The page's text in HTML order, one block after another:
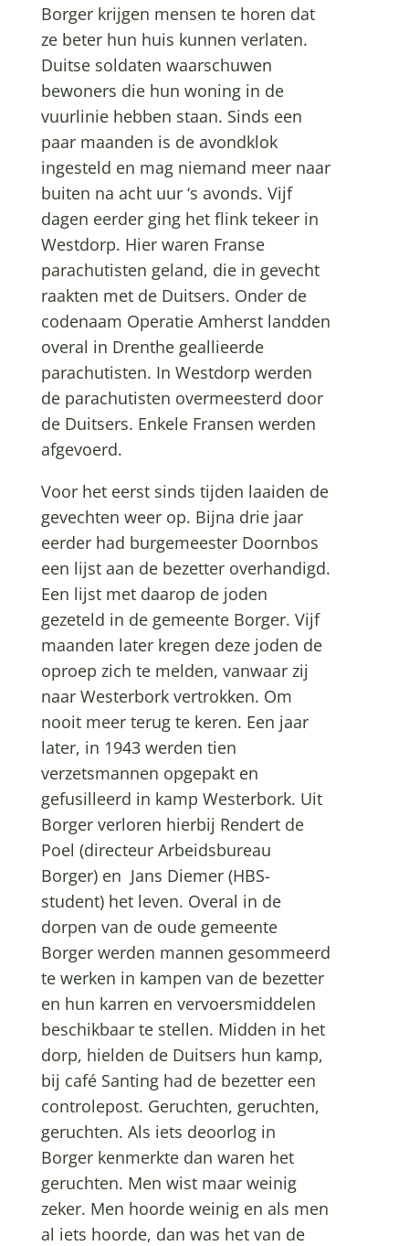
Borger krijgen mensen te horen dat
ze beter hun huis kunnen verlaten.
Duitse soldaten waarschuwen
bewoners die hun woning in de
vuurlinie hebben staan. Sinds een
paar maanden is de avondklok
ingesteld en mag niemand meer naar
buiten na acht uur ‘s avonds. Vijf
dagen eerder ging het flink tekeer in
Westdorp. Hier waren Franse
parachutisten geland, die in gevecht
raakten met de Duitsers. Onder de
codenaam Operatie Amherst landden
overal in Drenthe geallieerde
parachutisten. In Westdorp werden
de parachutisten overmeesterd door
de Duitsers. Enkele Fransen werden
afgevoerd.
Voor het eerst sinds tijden laaiden de
gevechten weer op. Bijna drie jaar
eerder had burgemeester Doornbos
een lijst aan de bezetter overhandigd.
Een lijst met daarop de joden
gezeteld in de gemeente Borger. Vijf
maanden later kregen deze joden de
oproep zich te melden, vanwaar zij
naar Westerbork vertrokken. Om
nooit meer terug te keren. Een jaar
later, in 1943 werden tien
verzetsmannen opgepakt en
gefusilleerd in kamp Westerbork. Uit
Borger verloren hierbij Rendert de
Poel (directeur Arbeidsbureau
Borger) en Jans Diemer (HBS-
student) het leven. Overal in de
dorpen van de oude gemeente
Borger werden mannen gesommeerd
te werken in kampen van de bezetter
en hun karren en vervoersmiddelen
beschikbaar te stellen. Midden in het
dorp, hielden de Duitsers hun kamp,
bij café Santing had de bezetter een
controlepost. Geruchten, geruchten,
geruchten. Als iets deoorlog in
Borger kenmerkte dan waren het
geruchten. Men wist maar weinig
zeker. Men hoorde weinig en als men
al iets hoorde, dan was het van de